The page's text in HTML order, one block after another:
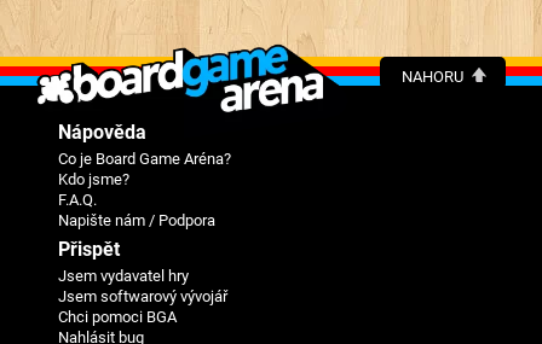
NAHORU
Nápověda
Co je Board Game Aréna?
Kdo jsme?
F.A.Q.
Napište nám / Podpora
Přispět
Jsem vydavatel hry
Jsem softwarový vývojář
Chci pomoci BGA
Nahlásit bug